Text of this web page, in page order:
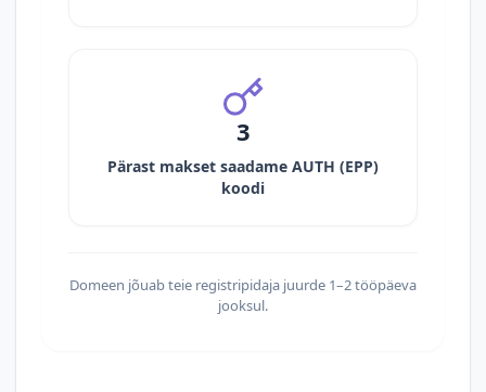
3
Pärast makset saadame AUTH (EPP)
koodi
Domeen jõuab teie registripidaja juurde 1–2 tööpäeva
jooksul.